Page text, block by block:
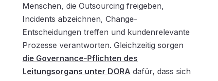
Menschen, die Outsourcing freigeben,
Incidents abzeichnen, Change-
Entscheidungen treffen und kundenrelevante
Prozesse verantworten. Gleichzeitig sorgen
die Governance-Pflichten des
Leitungsorgans unter DORA dafür, dass sich